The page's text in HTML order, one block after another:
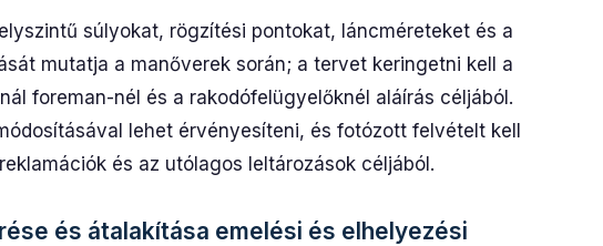
súlyokat, rögzítési pontokat, láncméreteket és a
mutatja a manőverek során; a tervet keringetni kell a
foreman-nél és a rakodófelügyelőknél aláírás céljából.
lehet érvényesíteni, és fotózott felvételt kell
és az utólagos leltározások céljából.
és átalakítása emelési és elhelyezési